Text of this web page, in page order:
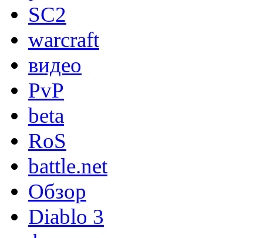
SC2
warcraft
видео
PvP
beta
RoS
battle.net
Обзор
Diablo 3